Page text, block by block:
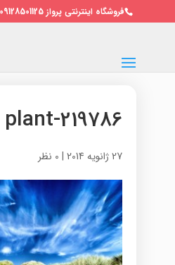
فروشگاه اینترنتی پرواز 09128501125 / 02122691010
plant-219786
27 ژانویه 2014 | 0 نظر